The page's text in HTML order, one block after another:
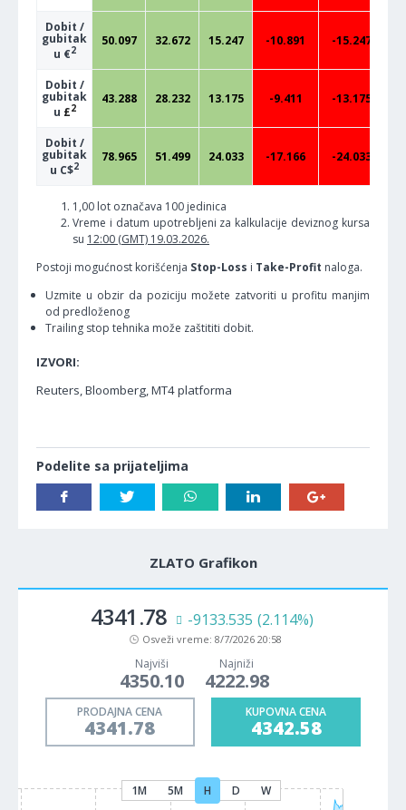
Dobit /
gubitak
u €2
50.097 32.672 15.247 -10.891 -15.247
Dobit /
gubitak
u £2
43.288 28.232 13.175 -9.411 -13.175
Dobit /
gubitak
u C$2
78.965 51.499 24.033 -17.166 -24.033
1,00 lot označava 100 jedinica
Vreme i datum upotrebljeni za kalkulacije deviznog kursa
su 12:00 (GMT) 19.03.2026.
Postoji mogućnost korišćenja Stop-Loss i Take-Profit naloga.
Uzmite u obzir da poziciju možete zatvoriti u profitu manjim
od predloženog
Trailing stop tehnika može zaštititi dobit.
IZVORI:
Reuters, Bloomberg, MT4 platforma
Podelite sa prijateljima
ZLATO Grafikon
4341.78 -9133.535 (2.114%)
Osveži vreme: 8/7/2026 20:58
Najviši
4350.10
Najniži
4222.98
PRODAJNA CENA
4341.78
KUPOVNA CENA
4342.58
1M 5M H D W